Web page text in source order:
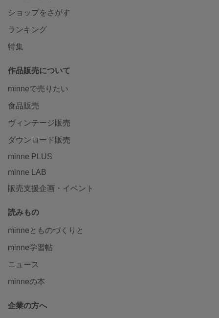
ショップをさがす
ランキング
特集
作品販売について
minneで売りたい
食品販売
ヴィンテージ販売
ダウンロード販売
minne PLUS
minne LAB
販売支援企画・イベント
読みもの
minneとものづくりと
minne学習帖
ニュース
minneの本
企業の方へ